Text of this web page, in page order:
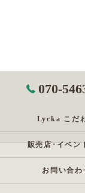
070-
Lycka こだ
販売店･イベン
お問い合わ